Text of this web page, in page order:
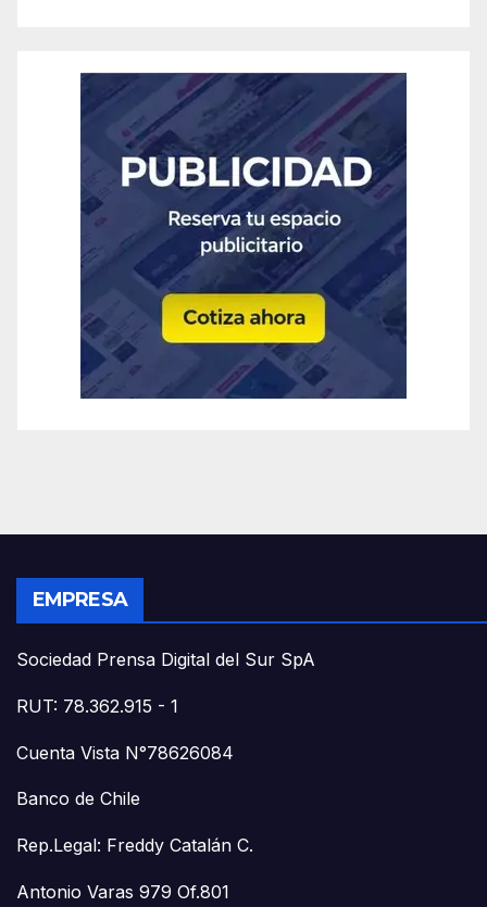
EMPRESA
Sociedad Prensa Digital del Sur SpA
RUT: 78.362.915 - 1
Cuenta Vista N°78626084
Banco de Chile
Rep.Legal: Freddy Catalán C.
Antonio Varas 979 Of.801